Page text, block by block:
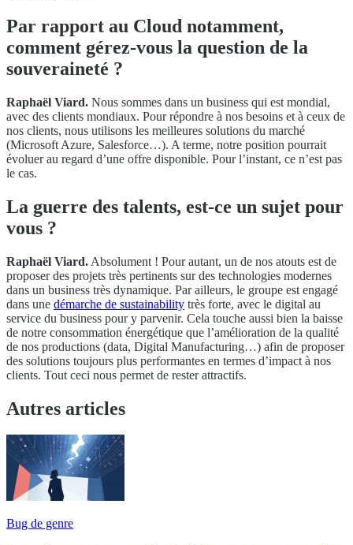
Par rapport au Cloud notamment,
comment gérez-vous la question de la
souveraineté ?
Raphaël Viard. Nous sommes dans un business qui est mondial,
avec des clients mondiaux. Pour répondre à nos besoins et à ceux de
nos clients, nous utilisons les meilleures solutions du marché
(Microsoft Azure, Salesforce…). A terme, notre position pourrait
évoluer au regard d’une offre disponible. Pour l’instant, ce n’est pas
le cas.
La guerre des talents, est-ce un sujet pour
vous ?
Raphaël Viard. Absolument ! Pour autant, un de nos atouts est de
proposer des projets très pertinents sur des technologies modernes
dans un business très dynamique. Par ailleurs, le groupe est engagé
dans une démarche de sustainability très forte, avec le digital au
service du business pour y parvenir. Cela touche aussi bien la baisse
de notre consommation énergétique que l’amélioration de la qualité
de nos productions (data, Digital Manufacturing…) afin de proposer
des solutions toujours plus performantes en termes d’impact à nos
clients. Tout ceci nous permet de rester attractifs.
Autres articles
Bug de genre